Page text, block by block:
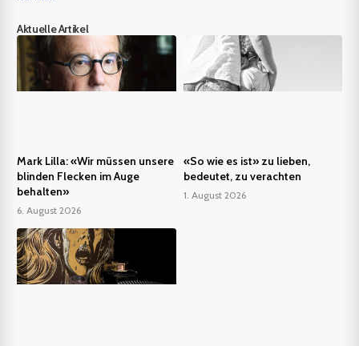
Aktuelle Artikel
Mark Lilla: «Wir müssen unsere
blinden Flecken im Auge
behalten»
6. August 2026
«So wie es ist» zu lieben,
bedeutet, zu verachten
1. August 2026